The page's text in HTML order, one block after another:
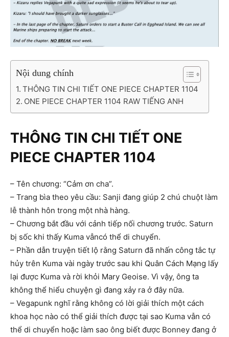
Nội dung chính
THÔNG TIN CHI TIẾT ONE PIECE CHAPTER 1104
ONE PIECE CHAPTER 1104 RAW TIẾNG ANH
THÔNG TIN CHI TIẾT ONE
PIECE CHAPTER 1104
– Tên chương: “Cảm ơn cha”.
– Trang bìa theo yêu cầu: Sanji đang giúp 2 chú chuột làm
lễ thành hôn trong một nhà hàng.
– Chương bắt đầu với cảnh tiếp nối chương trước. Saturn
bị sốc khi thấy Kuma vẫncó thể di chuyển.
– Phần dẫn truyện tiết lộ rằng Saturn đã nhấn công tắc tự
hủy trên Kuma vài ngày trước sau khi Quân Cách Mạng lấy
lại được Kuma và rời khỏi Mary Geoise. Vì vậy, ông ta
không thể hiểu chuyện gì đang xảy ra ở đây nữa.
– Vegapunk nghĩ rằng không có lời giải thích một cách
khoa học nào có thể giải thích được tại sao Kuma vẫn có
thể di chuyển hoặc làm sao ông biết được Bonney đang ở